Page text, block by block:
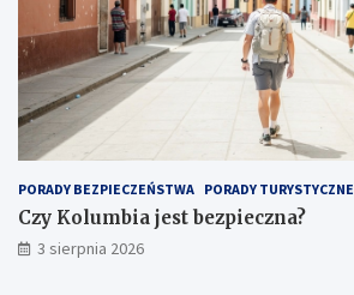
PORADY BEZPIECZEŃSTWA PORADY TURYSTYCZNE
Czy Kolumbia jest bezpieczna?
3 sierpnia 2026